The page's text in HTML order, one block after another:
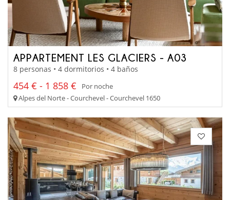
APPARTEMENT LES GLACIERS - A03
8 personas • 4 dormitorios • 4 baños
454 € - 1 858 €
Por noche
Alpes del Norte - Courchevel - Courchevel 1650